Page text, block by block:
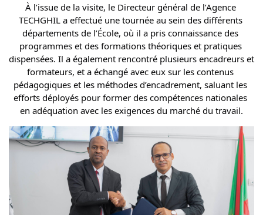
À l’issue de la visite, le Directeur général de l’Agence
TECHGHIL a effectué une tournée au sein des différents
départements de l’École, où il a pris connaissance des
programmes et des formations théoriques et pratiques
dispensées. Il a également rencontré plusieurs encadreurs et
formateurs, et a échangé avec eux sur les contenus
pédagogiques et les méthodes d’encadrement, saluant les
efforts déployés pour former des compétences nationales
en adéquation avec les exigences du marché du travail.